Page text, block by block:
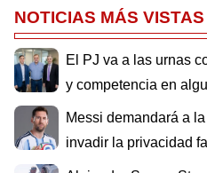
NOTICIAS MÁS VISTAS
El PJ va a las urnas
y competencia en
Messi demandará a
invadir la privacidad